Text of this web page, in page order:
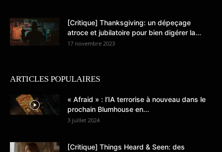
[Critique] Thanksgiving: un dépeçage
atroce et jubilatoire pour bien digérer la...
17 novembre 2023
ARTICLES POPULAIRES
« Afraid » : l’IA terrorise à nouveau dans le
prochain Blumhouse en...
3 juillet 2024
[Critique] Things Heard & Seen: des